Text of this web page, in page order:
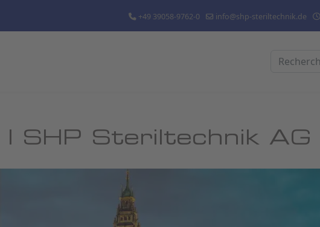
+49 39058-9762-0 info@shp-steriltechnik.de
Rechercher
SHP Steriltechnik AG